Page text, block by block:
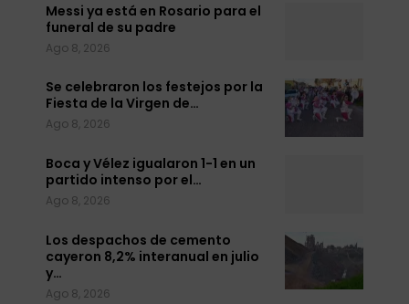
Messi ya está en Rosario para el
funeral de su padre
Ago 8, 2026
Se celebraron los festejos por la
Fiesta de la Virgen de…
Ago 8, 2026
Boca y Vélez igualaron 1-1 en un
partido intenso por el…
Ago 8, 2026
Los despachos de cemento
cayeron 8,2% interanual en julio
y…
Ago 8, 2026